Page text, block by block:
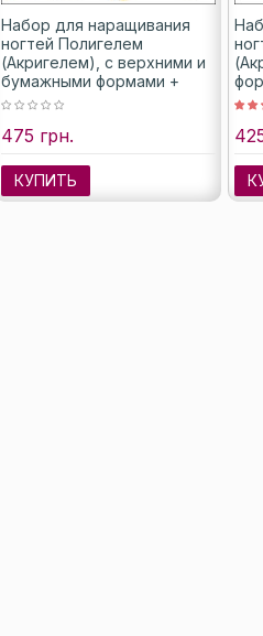
Набор для наращивания
ногтей Полигелем
(Акригелем), с верхними и
бумажными формами +
жидкость, 15 мл
475 грн.
КУПИТЬ